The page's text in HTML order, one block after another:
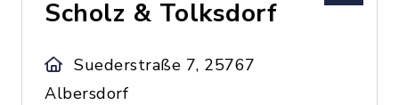
Scholz & Tolksdorf
Suederstraße 7, 25767
Albersdorf